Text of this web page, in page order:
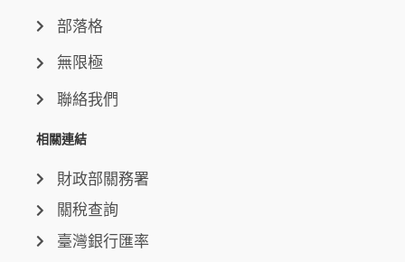
部落格
無限極
聯絡我們
相關連結
財政部關務署
關稅查詢
臺灣銀行匯率